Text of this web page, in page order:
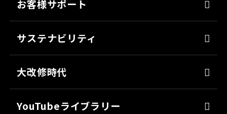
ミッチャクロン
パテ
上塗り
サフェーサー
お客様サポート
各種書類のご依頼
会社見学
サステナビリティ
技術革新
大改修時代
YouTubeライブラリー